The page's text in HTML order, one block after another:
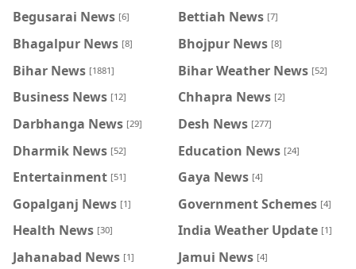
Begusarai News [6] Bettiah News [7]
Bhagalpur News [8] Bhojpur News [8]
Bihar News [1881] Bihar Weather News [52]
Business News [12] Chhapra News [2]
Darbhanga News [29] Desh News [277]
Dharmik News [52] Education News [24]
Entertainment [51] Gaya News [4]
Gopalganj News [1] Government Schemes [4]
Health News [30] India Weather Update [1]
Jahanabad News [1] Jamui News [4]